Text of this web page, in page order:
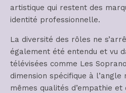
artistique qui restent des
identité professionnelle.
La diversité des rôles ne
également été entendu et vu
télévisées comme Les
dimension spécifique à
mêmes qualités d’empathie